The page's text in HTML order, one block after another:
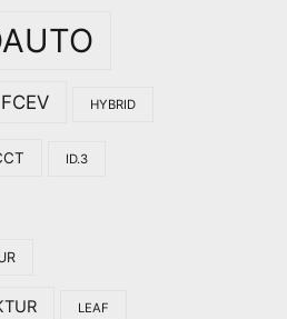
FCEV HYBRID
ID.3
LEAF